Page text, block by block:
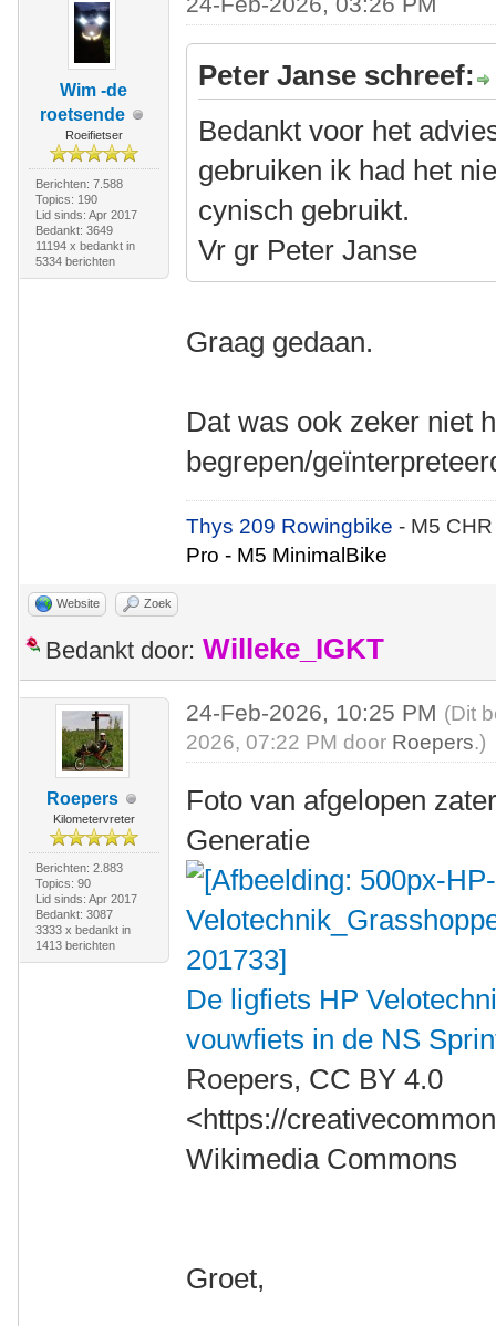
Wim -de
roetsende
Roeifietser
Berichten: 7.588
Topics: 190
Lid sinds: Apr 2017
Bedankt: 3649
11194 x bedankt in
5334 berichten
Peter Janse schreef:
Bedankt voor het
gebruiken ik had het
cynisch gebruikt.
Vr gr Peter Janse
Graag gedaan.
Dat was ook zeker niet
begrepen/
Thys 209 Rowingbike- M5
Pro - M5 MinimalBike
Website Zoek
Bedankt door: Willeke_IGKT
Roepers
Kilometervreter
Berichten: 2.883
Topics: 90
Lid sinds: Apr 2017
Bedankt: 3087
3333 x bedankt in
1413 berichten
24-Feb-2026, 10:25 PM (Dit
2026, 07:22 PM door Roepers.)
Foto van afgelopen
Generatie
De ligfiets HP
vouwfiets in de NS
Roepers, CC BY 4.0
<https://
Wikimedia Commons
Groet,